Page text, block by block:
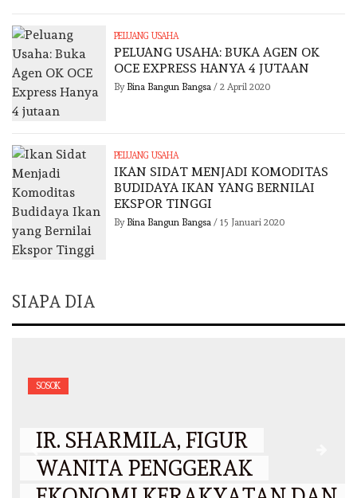
PELUANG USAHA
PELUANG USAHA: BUKA AGEN OK
OCE EXPRESS HANYA 4 JUTAAN
By Bina Bangun Bangsa/ 2 April 2020
PELUANG USAHA
IKAN SIDAT MENJADI KOMODITAS
BUDIDAYA IKAN YANG BERNILAI
EKSPOR TINGGI
By Bina Bangun Bangsa/ 15 Januari 2020
SIAPA DIA
SOSOK
IR. SHARMILA, FIGUR
WANITA PENGGERAK